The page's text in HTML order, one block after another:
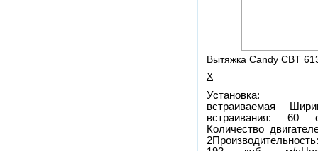
Вытяжка Candy CBT
X
Установка:
встраиваемая
встраивания: 60
Количество
2Производительность: